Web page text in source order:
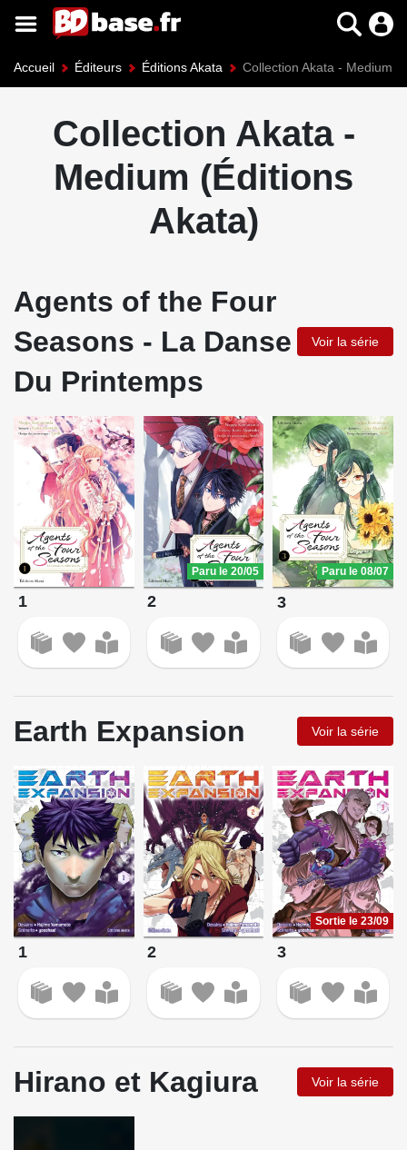
Accueil Éditeurs Éditions Akata Collection Akata - Medium
Collection Akata -
Medium (Éditions
Akata)
Agents of the Four
Seasons - La Danse
Du Printemps
Voir la série
1
Paru le 20/05
2
Paru le 08/07
3
Earth Expansion Voir la série
1 2
Sortie le 23/09
3
Hirano et Kagiura Voir la série